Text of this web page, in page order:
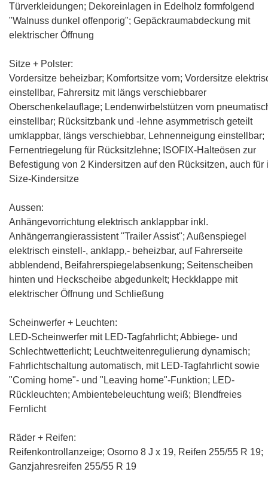
Türverkleidungen; Dekoreinlagen in Edelholz formfolgend
"Walnuss dunkel offenporig"; Gepäckraumabdeckung mit
elektrischer Öffnung
Sitze + Polster:
Vordersitze beheizbar; Komfortsitze vorn; Vordersitze
einstellbar, Fahrersitz mit längs verschiebbarer
Oberschenkelauflage; Lendenwirbelstützen vorn
einstellbar; Rücksitzbank und -lehne asymmetrisch geteilt
umklappbar, längs verschiebbar, Lehnenneigung einstellbar;
Fernentriegelung für Rücksitzlehne; ISOFIX-Halteösen zur
Befestigung von 2 Kindersitzen auf den Rücksitzen, auch für
Size-Kindersitze
Aussen:
Anhängevorrichtung elektrisch anklappbar inkl.
Anhängerrangierassistent "Trailer Assist"; Außenspiegel
elektrisch einstell-, anklapp,- beheizbar, auf Fahrerseite
abblendend, Beifahrerspiegelabsenkung; Seitenscheiben
hinten und Heckscheibe abgedunkelt; Heckklappe mit
elektrischer Öffnung und Schließung
Scheinwerfer + Leuchten:
LED-Scheinwerfer mit LED-Tagfahrlicht; Abbiege- und
Schlechtwetterlicht; Leuchtweitenregulierung dynamisch;
Fahrlichtschaltung automatisch, mit LED-Tagfahrlicht sowie
"Coming home"- und "Leaving home"-Funktion; LED-
Rückleuchten; Ambientebeleuchtung weiß; Blendfreies
Fernlicht
Räder + Reifen:
Reifenkontrollanzeige; Osorno 8 J x 19, Reifen 255/55 R 19;
Ganzjahresreifen 255/55 R 19